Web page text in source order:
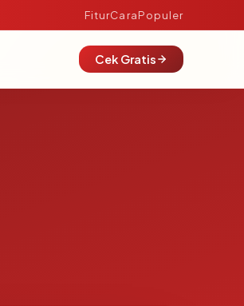
FiturCaraPopuler
Cek Gratis